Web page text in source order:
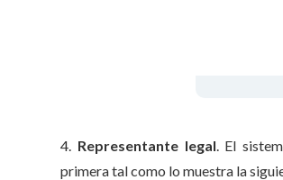
4. Representante legal . El
primera tal como lo muestra la